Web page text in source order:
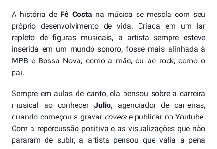
A história de Fê Costa na música se mescla com seu
próprio desenvolvimento de vida. Criada em um lar
repleto de figuras musicais, a artista sempre esteve
inserida em um mundo sonoro, fosse mais alinhada à
MPB e Bossa Nova, como a mãe, ou ao rock, como o
pai.
Sempre em aulas de canto, ela pensou sobre a carreira
musical ao conhecer Julio, agenciador de carreiras,
quando começou a gravar coverse publicar no Youtube.
Com a repercussão positiva e as visualizações que não
pararam de subir, a artista pensou que valia a pena